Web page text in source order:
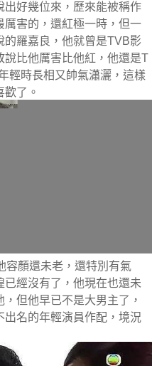
好幾位來，歷來能被稱作
厲害的，還紅極一時，但一
的羅嘉良，他就曾是TVB影
說比他厲害比他紅，他還是T
輕時長相又帥氣瀟灑，這樣
了。
容顏還未老，還特別有氣
經沒有了，他現在也還未
但他早已不是大男主了，
名的年輕演員作配，境況